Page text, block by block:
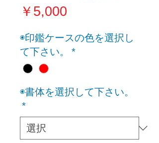
￥5,000
◉印鑑ケースの色を選択し
て下さい。
*
◉書体を選択して下さい。
*